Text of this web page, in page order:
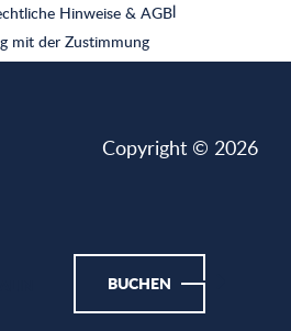
BUCHEN
Hinweise & AGB|
mit der Zustimmung
Copyright © 2026